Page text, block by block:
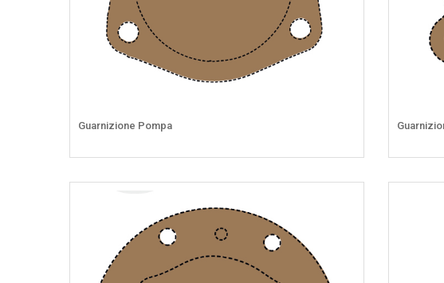
Guarnizione Pompa